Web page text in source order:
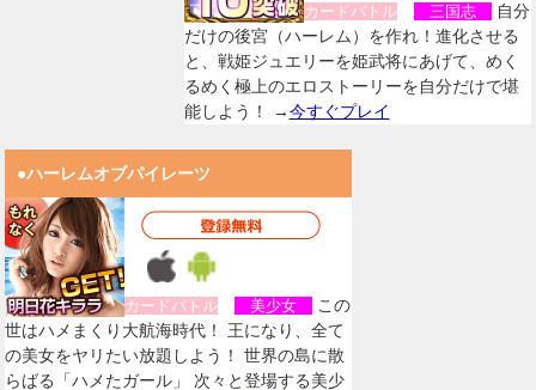
カードバトル 三国志
自分
だけの後宮（ハーレム）を作れ！進化させる
と、戦姫ジュエリーを姫武将にあげて、めく
るめく極上のエロストーリーを自分だけで堪
能しよう！ →今すぐプレイ
●ハーレムオブパイレーツ
カードバトル 美少女
この
世はハメまくり大航海時代！ 王になり、全て
の美女をヤリたい放題しよう！ 世界の島に散
らばる「ハメたガール」 次々と登場する美少